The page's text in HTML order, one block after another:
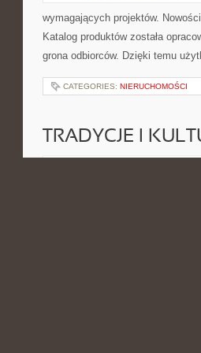
wymagających projektów.
Katalog produktów została
grona odbiorców. Dzięki temu
CATEGORIES: NIERUCHOMOŚCI
TRADYCJE I